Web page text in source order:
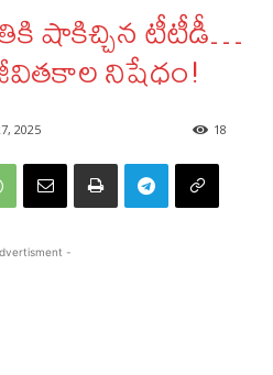
షాకిచ్చిన టీటీడీ…
నిషేధం!
2025 18
-